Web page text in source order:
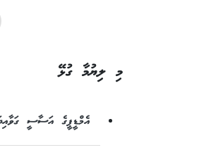
މި ލިޔުމާ ގުޅޭ
އެމްޑީޕީގެ އަސާސީ